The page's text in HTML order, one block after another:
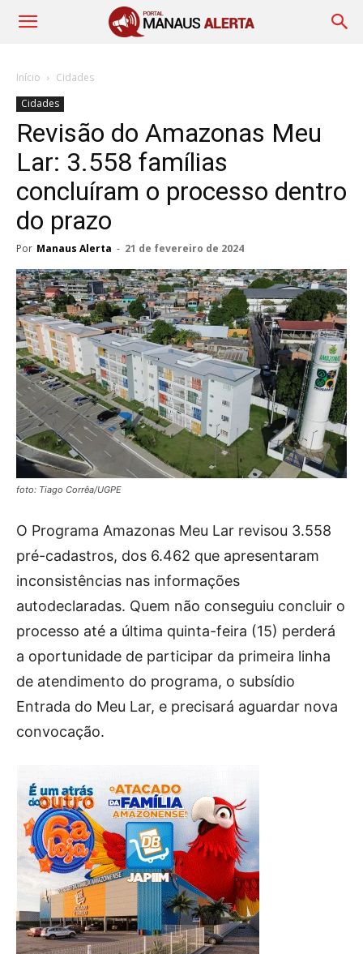
Início
Cidades
Cidades
Revisão do Amazonas Meu
Lar: 3.558 famílias
concluíram o processo dentro
do prazo
Por Manaus Alerta - 21 de fevereiro de 2024
foto: Tiago Corrêa/UGPE
O Programa Amazonas Meu Lar revisou 3.558
pré-cadastros, dos 6.462 que apresentaram
inconsistências nas informações
autodeclaradas. Quem não conseguiu concluir o
processo até a última quinta-feira (15) perderá
a oportunidade de participar da primeira linha
de atendimento do programa, o subsídio
Entrada do Meu Lar, e precisará aguardar nova
convocação.